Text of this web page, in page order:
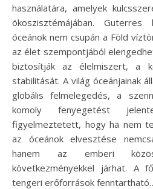
használatára, amelyek
ökoszisztémájában.
óceánok nem csupán a Föld
az élet szempontjából
biztosítják az élelmiszert, a
stabilitását. A világ óceánjainak
globális felmelegedés, a
komoly fenyegetést
figyelmeztetett, hogy ha nem
az óceánok elvesztése
hanem az emberi
következményekkel járhat. A
tengeri erőforrások